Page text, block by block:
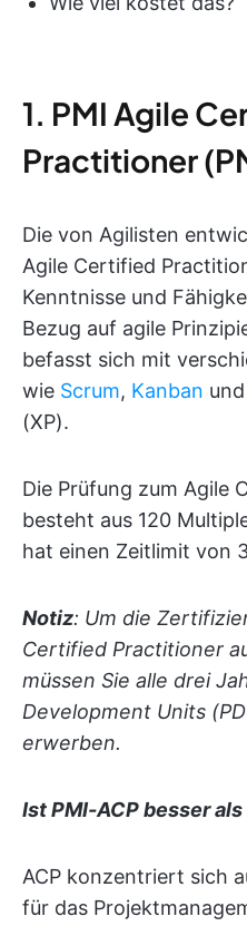
1. PMI Agile
Practitioner
Die von Agilisten
Agile Certified
Kenntnisse und
Bezug auf agile
befasst sich mit
wie Scrum, Kanban
(XP).
Die Prüfung zum Agile
besteht aus 120
hat einen Zeitlimit von
Notiz: Um die
Certified Practitioner
müssen Sie alle drei
Development Units
erwerben.
Ist PMI-ACP besser als
ACP konzentriert sich
für das